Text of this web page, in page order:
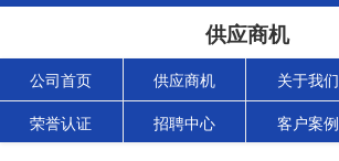
供应商机
公司首页 供应商机 关于我们
荣誉认证 招聘中心 客户案例